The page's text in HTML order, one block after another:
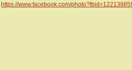
https://www.facebook.com/